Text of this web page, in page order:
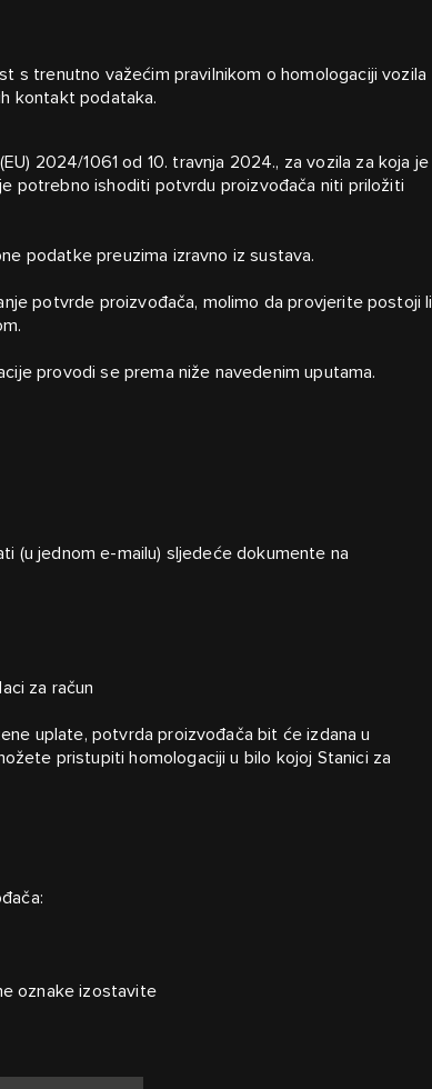
s trenutno važećim pravilnikom o homologaciji vozila
kontakt podataka.
2024/1061 od 10. travnja 2024., za vozila za koja je
potrebno ishoditi potvrdu proizvođača niti priložiti
podatke preuzima izravno iz sustava.
potvrde proizvođača, molimo da provjerite postoji li
.
provodi se prema niže navedenim uputama.
(u jednom e-mailu) sljedeće dokumente na
za račun
uplate, potvrda proizvođača bit će izdana u
pristupiti homologaciji u bilo kojoj Stanici za
oznake izostavite